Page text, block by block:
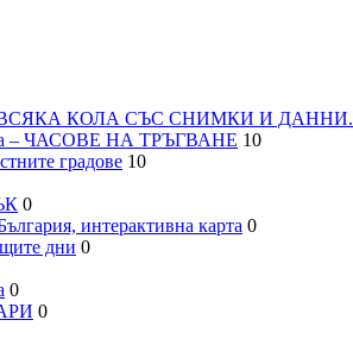
КОЛА СЪС СНИМКИ И ДАННИ.
– ЧАСОВЕ НА ТРЪГВАНЕ 10
градове 10
0
интерактивна карта 0
дни 0
0
0